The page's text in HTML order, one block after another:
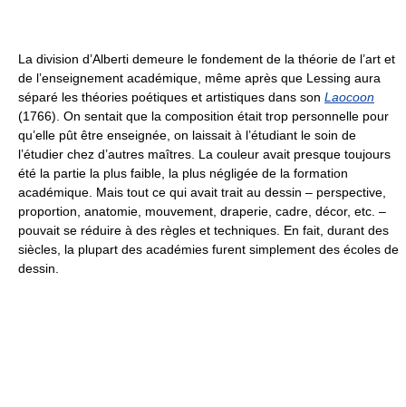
La division d’Alberti demeure le fondement de la théorie de l’art et
de l’enseignement académique, même après que Lessing aura
séparé les théories poétiques et artistiques dans son Laocoon
(1766). On sentait que la composition était trop personnelle pour
qu’elle pût être enseignée, on laissait à l’étudiant le soin de
l’étudier chez d’autres maîtres. La couleur avait presque toujours
été la partie la plus faible, la plus négligée de la formation
académique. Mais tout ce qui avait trait au dessin – perspective,
proportion, anatomie, mouvement, draperie, cadre, décor, etc. –
pouvait se réduire à des règles et techniques. En fait, durant des
siècles, la plupart des académies furent simplement des écoles de
dessin.